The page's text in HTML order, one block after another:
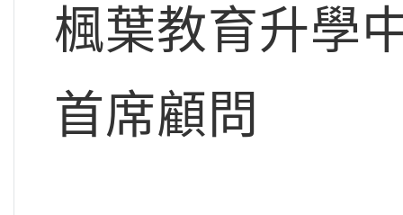
楓葉教育升學
首席顧問